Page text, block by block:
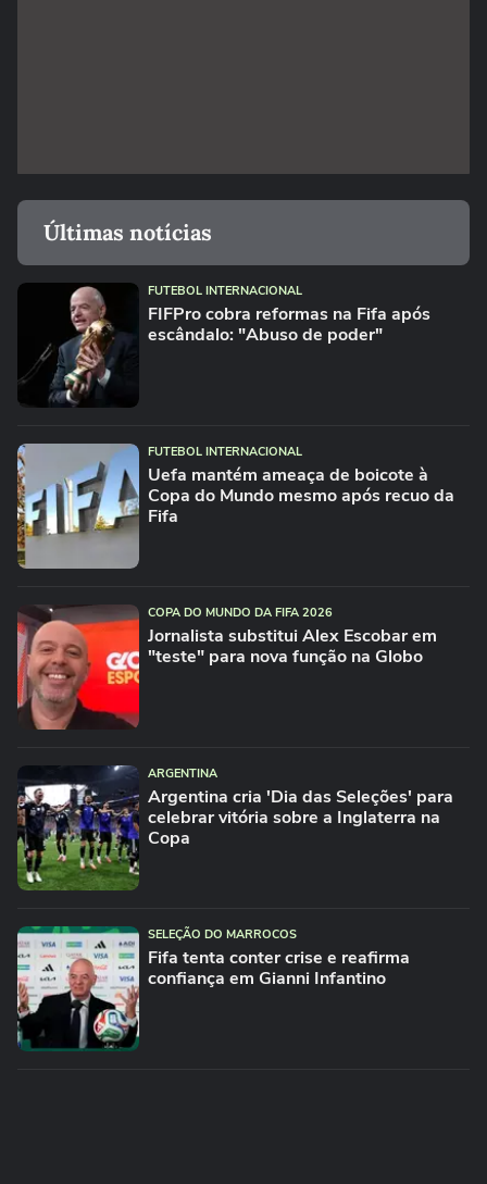
Últimas notícias
FUTEBOL INTERNACIONAL
FIFPro cobra reformas na Fifa após
escândalo: "Abuso de poder"
FUTEBOL INTERNACIONAL
Uefa mantém ameaça de boicote à
Copa do Mundo mesmo após recuo da
Fifa
COPA DO MUNDO DA FIFA 2026
Jornalista substitui Alex Escobar em
"teste" para nova função na Globo
ARGENTINA
Argentina cria 'Dia das Seleções' para
celebrar vitória sobre a Inglaterra na
Copa
SELEÇÃO DO MARROCOS
Fifa tenta conter crise e reafirma
confiança em Gianni Infantino